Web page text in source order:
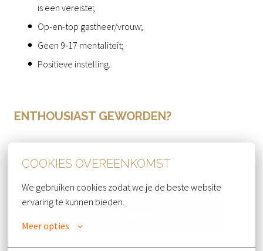
COOKIES OVEREENKOMST
We gebruiken cookies zodat we je de beste website
ervaring te kunnen bieden.
Meer opties
is een vereiste;
Op-en-top gastheer/vrouw;
Geen 9-17 mentaliteit;
Positieve instelling.
ENTHOUSIAST GEWORDEN?
sderidder@hoteldemolenhoek.nl